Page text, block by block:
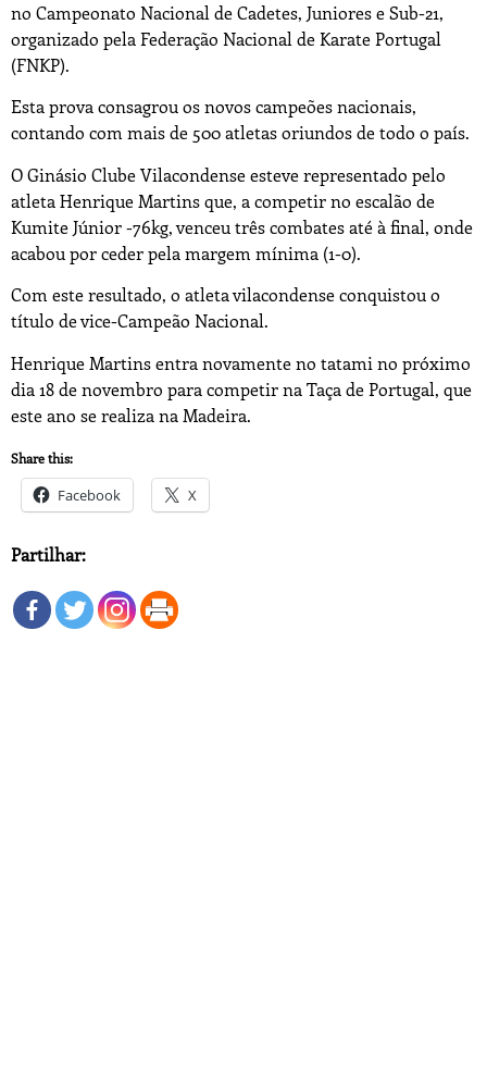
no Campeonato Nacional de Cadetes, Juniores e Sub-21,
organizado pela Federação Nacional de Karate Portugal
(FNKP).
Esta prova consagrou os novos campeões nacionais,
contando com mais de 500 atletas oriundos de todo o país.
O Ginásio Clube Vilacondense esteve representado pelo
atleta Henrique Martins que, a competir no escalão de
Kumite Júnior -76kg, venceu três combates até à final, onde
acabou por ceder pela margem mínima (1-0).
Com este resultado, o atleta vilacondense conquistou o
título de vice-Campeão Nacional.
Henrique Martins entra novamente no tatami no próximo
dia 18 de novembro para competir na Taça de Portugal, que
este ano se realiza na Madeira.
Share this:
Facebook X
Partilhar: